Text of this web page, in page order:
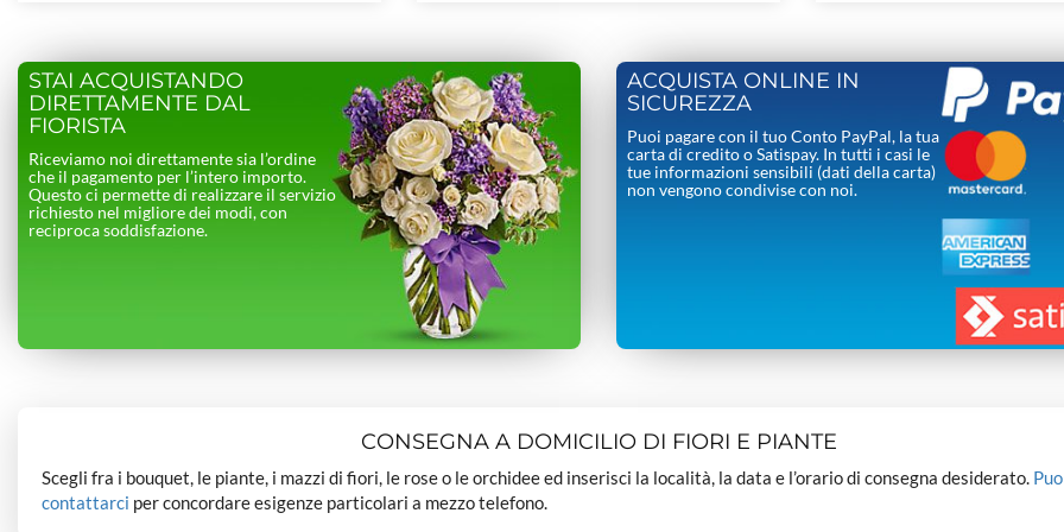
STAI ACQUISTANDO
DIRETTAMENTE DAL
FIORISTA
Riceviamo noi direttamente sia l’ordine
che il pagamento per l’intero importo.
Questo ci permette di realizzare il servizio
richiesto nel migliore dei modi, con
reciproca soddisfazione.
ACQUISTA ONLINE IN
SICUREZZA
Puoi pagare con il tuo Conto PayPal, la tua
carta di credito o Satispay. In tutti i casi le
tue informazioni sensibili (dati della carta)
non vengono condivise con noi.
CONSEGNA A DOMICILIO DI FIORI E PIANTE
Scegli fra i bouquet, le piante, i mazzi di fiori, le rose o le orchidee ed inserisci la località, la data e l’orario di consegna desiderato.
contattarci per concordare esigenze particolari a mezzo telefono.